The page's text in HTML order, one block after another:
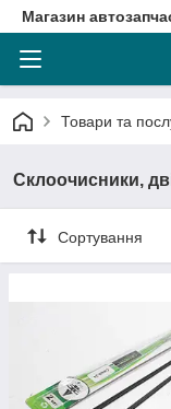
Магазин
Товари та
Склоочисники,
Сортування